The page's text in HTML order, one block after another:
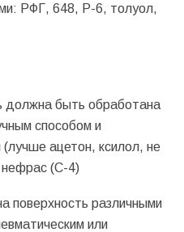
РФГ, 648, Р-6, толуол,
должна быть обработана
способом и
ацетон, ксилол, не
нефрас (С-4)
поверхность различными
или